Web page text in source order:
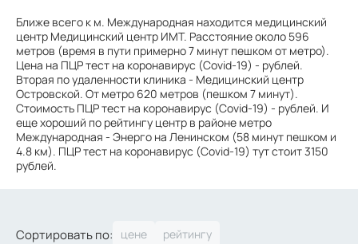
Ближе всего к м. Международная находится медицинский
центр Медицинский центр ИМТ. Расстояние около 596
метров (время в пути примерно 7 минут пешком от метро).
Цена на ПЦР тест на коронавирус (Covid-19) - рублей.
Вторая по удаленности клиника - Медицинский центр
Островской. От метро 620 метров (пешком 7 минут).
Стоимость ПЦР тест на коронавирус (Covid-19) - рублей. И
еще хороший по рейтингу центр в районе метро
Международная - Энерго на Ленинском (58 минут пешком и
4.8 км). ПЦР тест на коронавирус (Covid-19) тут стоит 3150
рублей.
Сортировать по: